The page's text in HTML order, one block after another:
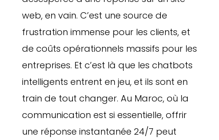
web, en vain. C’est une source de
frustration immense pour les clients, et
de coûts opérationnels massifs pour les
entreprises. Et c’est là que les chatbots
intelligents entrent en jeu, et ils sont en
train de tout changer. Au Maroc, où la
communication est si essentielle, offrir
une réponse instantanée 24/7 peut